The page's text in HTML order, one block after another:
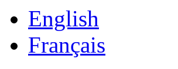
English
Français